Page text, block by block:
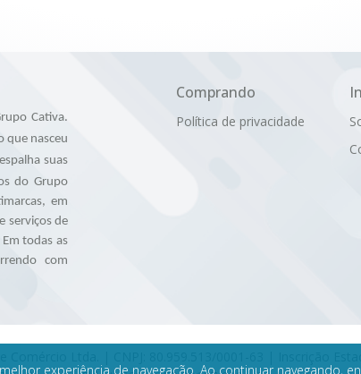
experiência de navegação. Ao continuar navegando,
Cativa.
que nasceu
suas
do Grupo
em
serviços de
todas as
com
Comprando
Política de privacidade